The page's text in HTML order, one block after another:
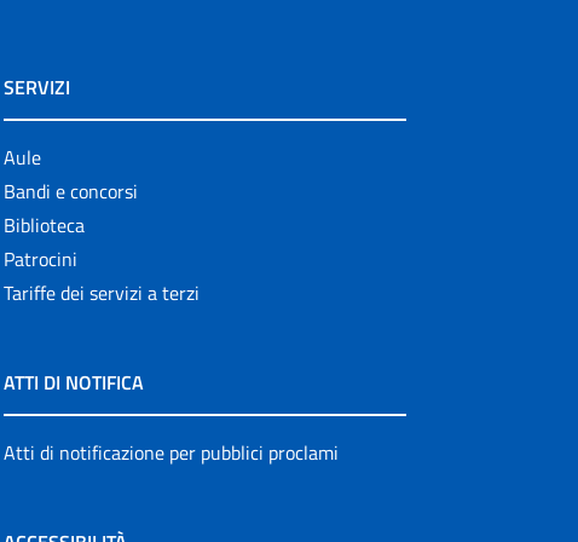
SERVIZI
Aule
Bandi e concorsi
Biblioteca
Patrocini
Tariffe dei servizi a terzi
ATTI DI NOTIFICA
Atti di notificazione per pubblici proclami